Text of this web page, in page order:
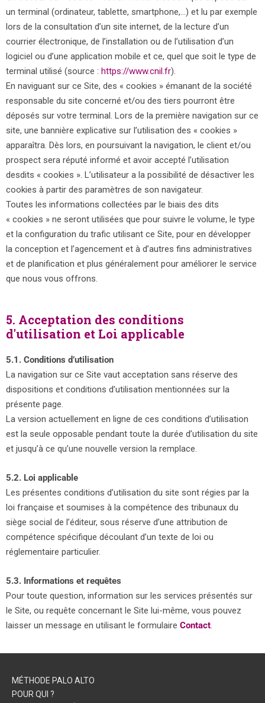
un terminal (ordinateur, tablette, smartphone,…) et lu par exemple
lors de la consultation d’un site internet, de la lecture d’un
courrier électronique, de l’installation ou de l’utilisation d’un
logiciel ou d’une application mobile et ce, quel que soit le type de
terminal utilisé (source : https://www.cnil.fr).
En naviguant sur ce Site, des « cookies » émanant de la société
responsable du site concerné et/ou des tiers pourront être
déposés sur votre terminal. Lors de la première navigation sur ce
site, une bannière explicative sur l’utilisation des « cookies »
apparaîtra. Dès lors, en poursuivant la navigation, le client et/ou
prospect sera réputé informé et avoir accepté l’utilisation
desdits « cookies ». L’utilisateur a la possibilité de désactiver les
cookies à partir des paramètres de son navigateur.
Toutes les informations collectées par le biais des dits
« cookies » ne seront utilisées que pour suivre le volume, le type
et la configuration du trafic utilisant ce Site, pour en développer
la conception et l’agencement et à d’autres fins administratives
et de planification et plus généralement pour améliorer le service
que nous vous offrons.
5. Acceptation des conditions
d'utilisation et Loi applicable
5.1. Conditions d’utilisation
La navigation sur ce Site vaut acceptation sans réserve des
dispositions et conditions d’utilisation mentionnées sur la
présente page.
La version actuellement en ligne de ces conditions d’utilisation
est la seule opposable pendant toute la durée d’utilisation du site
et jusqu’à ce qu’une nouvelle version la remplace.
5.2. Loi applicable
Les présentes conditions d’utilisation du site sont régies par la
loi française et soumises à la compétence des tribunaux du
siège social de l’éditeur, sous réserve d’une attribution de
compétence spécifique découlant d’un texte de loi ou
réglementaire particulier.
5.3. Informations et requêtes
Pour toute question, information sur les services présentés sur
le Site, ou requête concernant le Site lui-même, vous pouvez
laisser un message en utilisant le formulaire Contact.
MÉTHODE PALO ALTO
POUR QUI ?